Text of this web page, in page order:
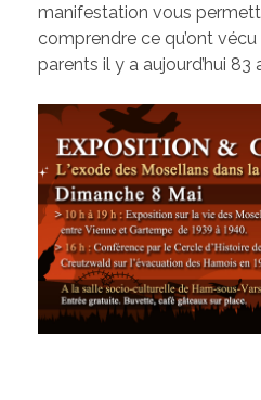
Règlement du Cimetière
DICRIM
manifestation vous
comprendre ce qu’ont
parents il y a aujourd’hui 83